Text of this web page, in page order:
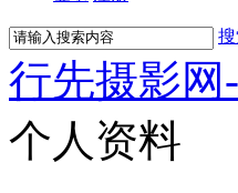
行先摄影
个人资料